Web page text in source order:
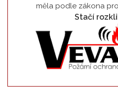
měla podle zákona
Stačí